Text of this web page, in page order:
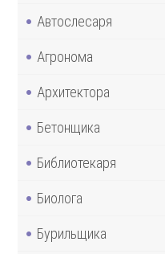
Автослесаря
Агронома
Архитектора
Бетонщика
Библиотекаря
Биолога
Бурильщика